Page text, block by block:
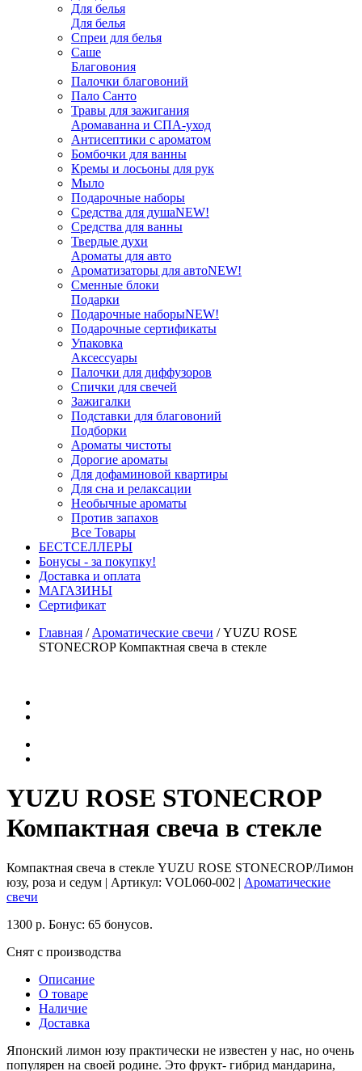
Для белья
Для белья
Спреи для белья
Саше
Благовония
Палочки благовоний
Пало Санто
Травы для зажигания
Аромаванна и СПА-уход
Антисептики с ароматом
Бомбочки для ванны
Кремы и лосьоны для рук
Мыло
Подарочные наборы
Средства для душаNEW!
Средства для ванны
Твердые духи
Ароматы для авто
Ароматизаторы для автоNEW!
Сменные блоки
Подарки
Подарочные наборыNEW!
Подарочные сертификаты
Упаковка
Аксессуары
Палочки для диффузоров
Спички для свечей
Зажигалки
Подставки для благовоний
Подборки
Ароматы чистоты
Дорогие ароматы
Для дофаминовой квартиры
Для сна и релаксации
Необычные ароматы
Против запахов
Все Товары
БЕСТСЕЛЛЕРЫ
Бонусы - за покупку!
Доставка и оплата
МАГАЗИНЫ
Cертификат
Главная / Ароматические свечи /YUZU ROSE
STONECROP Компактная свеча в стекле
YUZU ROSE STONECROP
Компактная свеча в стекле
Компактная свеча в стекле YUZU ROSE STONECROP/Лимон
юзу, роза и седум | Артикул: VOL060-002 | Ароматические
свечи
1300 р. Бонус: 65 бонусов.
Снят с производства
Описание
О товаре
Наличие
Доставка
Японский лимон юзу практически не известен у нас, но очень
популярен на своей родине. Это фрукт- гибрид мандарина,